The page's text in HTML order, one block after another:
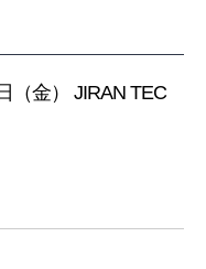
（金） JIRAN TEC